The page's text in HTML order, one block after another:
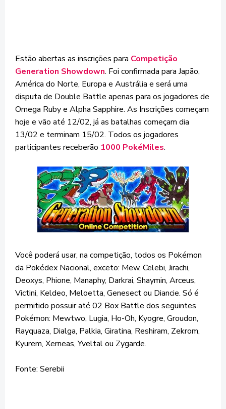
Estão abertas as inscrições para Competição
Generation Showdown. Foi confirmada para Japão,
América do Norte, Europa e Austrália e será uma
disputa de Double Battle apenas para os jogadores de
Omega Ruby e Alpha Sapphire. As Inscrições começam
hoje e vão até 12/02, já as batalhas começam dia
13/02 e terminam 15/02. Todos os jogadores
participantes receberão 1000 PokéMiles.
Você poderá usar, na competição, todos os Pokémon
da Pokédex Nacional, exceto: Mew, Celebi, Jirachi,
Deoxys, Phione, Manaphy, Darkrai, Shaymin, Arceus,
Victini, Keldeo, Meloetta, Genesect ou Diancie. Só é
permitido possuir até 02 Box Battle dos seguintes
Pokémon: Mewtwo, Lugia, Ho-Oh, Kyogre, Groudon,
Rayquaza, Dialga, Palkia, Giratina, Reshiram, Zekrom,
Kyurem, Xerneas, Yveltal ou Zygarde.
Fonte: Serebii